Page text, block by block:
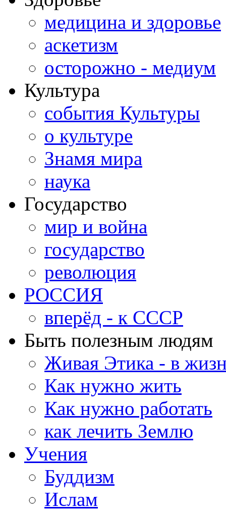
медицина и здоровье
аскетизм
осторожно - медиум
Культура
события Культуры
о культуре
Знамя мира
наука
Государство
мир и война
государство
революция
РОССИЯ
вперёд - к СССР
Быть полезным людям
Живая Этика - в
Как нужно жить
Как нужно работать
как лечить Землю
Учения
Буддизм
Ислам